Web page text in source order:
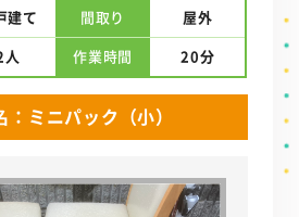
建て 間取り
屋外
人 作業時間 20分
：ミニパック（小）